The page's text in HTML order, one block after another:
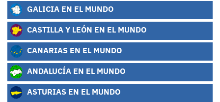
GALICIA EN EL MUNDO
CASTILLA Y LEÓN EN EL MUNDO
CANARIAS EN EL MUNDO
ANDALUCÍA EN EL MUNDO
ASTURIAS EN EL MUNDO